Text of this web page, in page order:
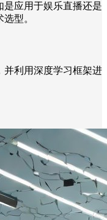
是应用于娱乐直播还是
型。
并利用深度学习框架进